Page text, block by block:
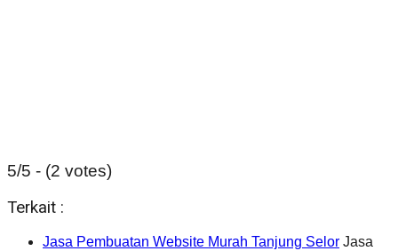
5/5 - (2 votes)
Terkait :
Jasa Pembuatan Website Murah Tanjung Selor Jasa